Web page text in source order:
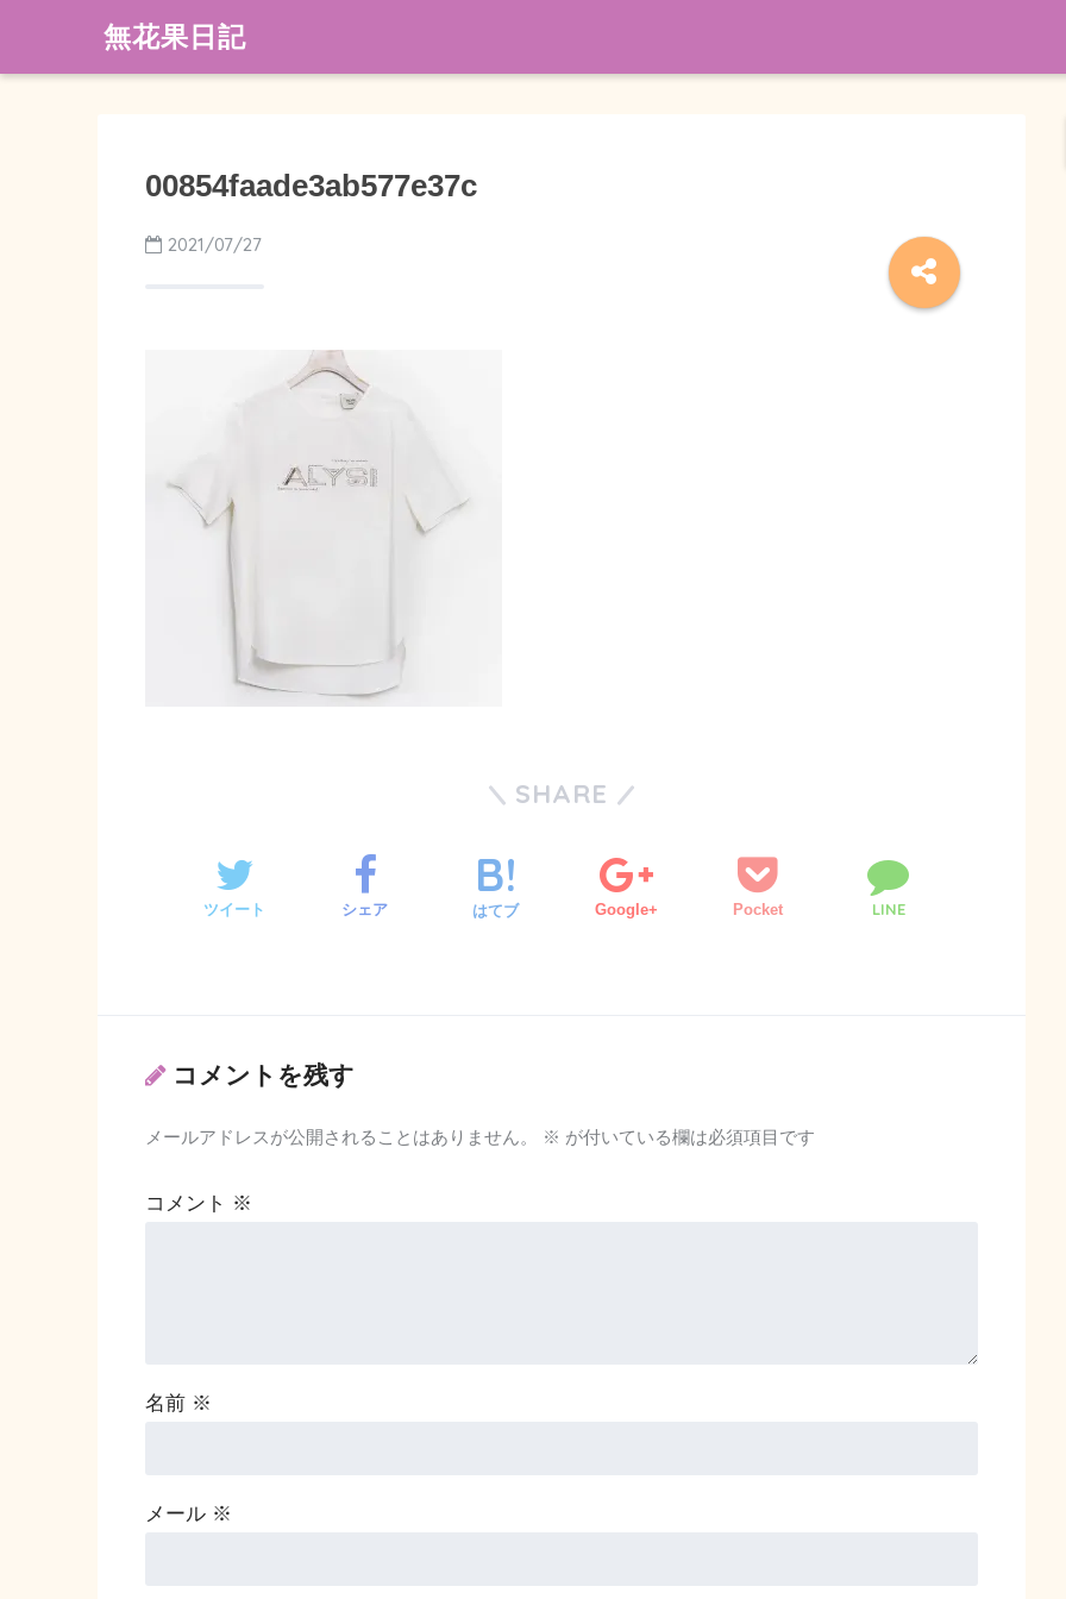
無花果日記
00854faade3ab577e37c
2021/07/27
SHARE
ツイート シェア はてブ Google+ Pocket LINE
コメントを残す
メールアドレスが公開されることはありません。 ※ が付いている欄は必須項目です
コメント ※
名前 ※
メール ※